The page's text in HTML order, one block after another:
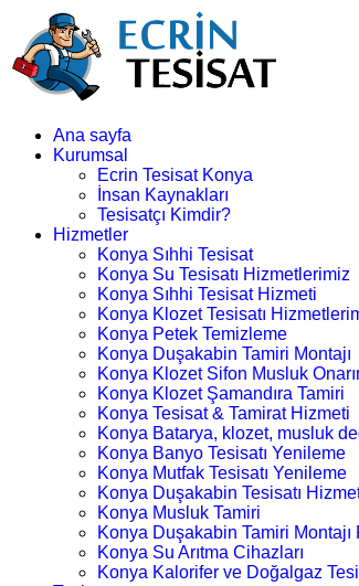
Ana sayfa
Kurumsal
Ecrin Tesisat Konya
İnsan Kaynakları
Tesisatçı Kimdir?
Hizmetler
Konya Sıhhi Tesisat
Konya Su Tesisatı Hizmetlerimiz
Konya Sıhhi Tesisat Hizmeti
Konya Klozet Tesisatı
Konya Petek Temizleme
Konya Duşakabin Tamiri Montajı
Konya Klozet Sifon Musluk
Konya Klozet Şamandıra Tamiri
Konya Tesisat & Tamirat Hizmeti
Konya Batarya, klozet, musluk
Konya Banyo Tesisatı Yenileme
Konya Mutfak Tesisatı Yenileme
Konya Duşakabin Tesisatı
Konya Musluk Tamiri
Konya Duşakabin Tamiri Montajı
Konya Su Arıtma Cihazları
Konya Kalorifer ve Doğalgaz